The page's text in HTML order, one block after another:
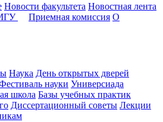
Новости факультета Новостная лента
Приемная комиссия О
Наука День открытых дверей
науки Универсиада
школа Базы учебных практик
Диссертационный советы Лекции